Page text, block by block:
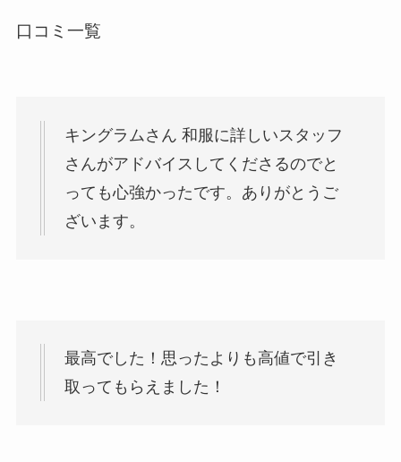
口コミ一覧
キングラムさん 和服に詳しいスタッフ
さんがアドバイスしてくださるのでと
っても心強かったです。ありがとうご
ざいます。
最高でした！思ったよりも高値で引き
取ってもらえました！